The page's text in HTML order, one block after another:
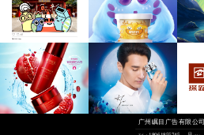
广州瞩目广告有限公司